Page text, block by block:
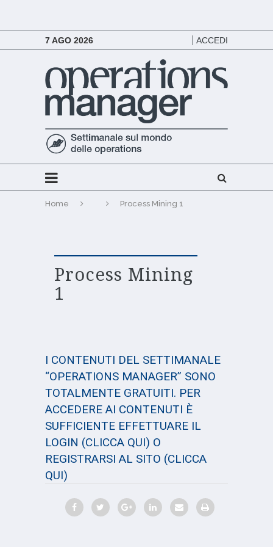
7 AGO 2026 ACCEDI
Home Process Mining 1
Process Mining
1
I CONTENUTI DEL SETTIMANALE
“OPERATIONS MANAGER” SONO
TOTALMENTE GRATUITI. PER
ACCEDERE AI CONTENUTI È
SUFFICIENTE EFFETTUARE IL
LOGIN (CLICCA QUI) O
REGISTRARSI AL SITO (CLICCA
QUI)